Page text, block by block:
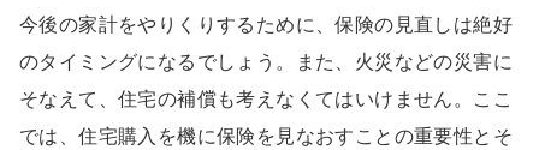
今後の家計をやりくりするために、保険の見直しは絶好
のタイミングになるでしょう。また、火災などの災害に
そなえて、住宅の補償も考えなくてはいけません。ここ
では、住宅購入を機に保険を見なおすことの重要性とそ